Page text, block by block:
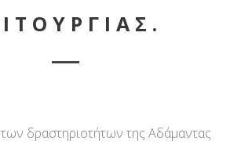
δραστηριοτήτων της Αδάμαντας